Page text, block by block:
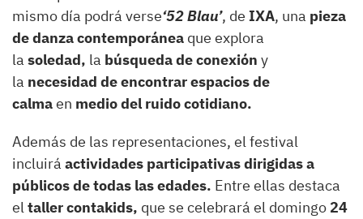
mismo día podrá verse‘52 Blau’, de IXA, una pieza
de danza contemporánea que explora
la soledad, la búsqueda de conexión y
la necesidad de encontrar espacios de
calmaen medio del ruido cotidiano.
Además de las representaciones, el festival
incluirá actividades participativas dirigidas a
públicos de todas las edades. Entre ellas destaca
eltaller contakids, que se celebrará el domingo 24